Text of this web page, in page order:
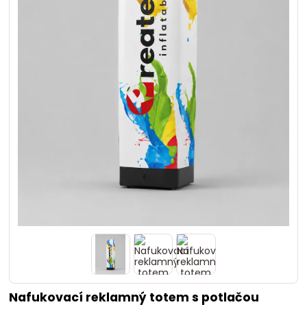
Nafukovací reklamný totem s potlačou